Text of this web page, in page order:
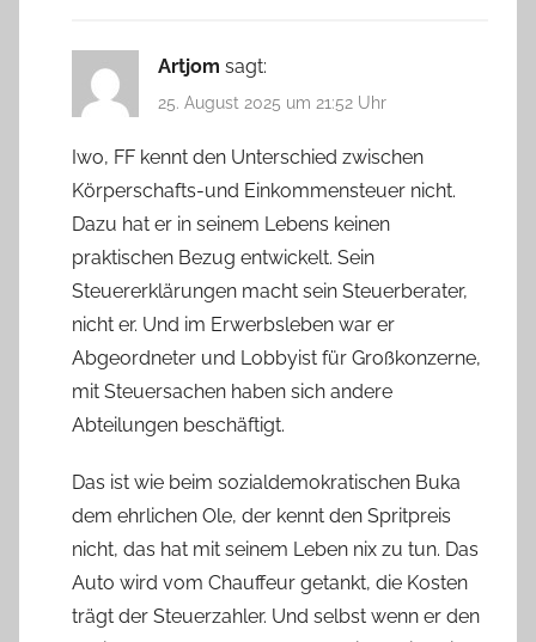
Artjom sagt:
25. August 2025 um 21:52 Uhr
Iwo, FF kennt den Unterschied zwischen
Körperschafts-und Einkommensteuer nicht.
Dazu hat er in seinem Lebens keinen
praktischen Bezug entwickelt. Sein
Steuererklärungen macht sein Steuerberater,
nicht er. Und im Erwerbsleben war er
Abgeordneter und Lobbyist für Großkonzerne,
mit Steuersachen haben sich andere
Abteilungen beschäftigt.
Das ist wie beim sozialdemokratischen Buka
dem ehrlichen Ole, der kennt den Spritpreis
nicht, das hat mit seinem Leben nix zu tun. Das
Auto wird vom Chauffeur getankt, die Kosten
trägt der Steuerzahler. Und selbst wenn er den